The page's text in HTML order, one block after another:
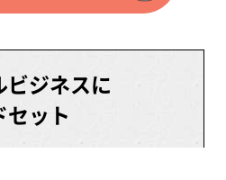
ジネスに
ット